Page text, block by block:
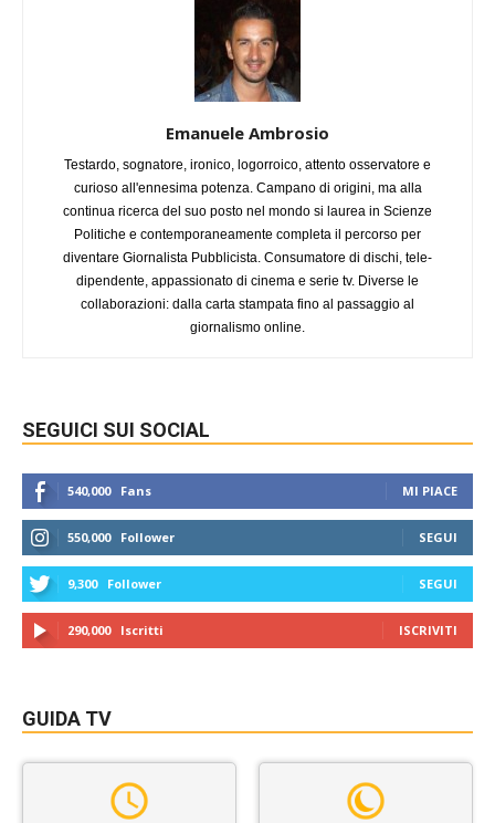
Emanuele Ambrosio
Testardo, sognatore, ironico, logorroico, attento osservatore e
curioso all'ennesima potenza. Campano di origini, ma alla
continua ricerca del suo posto nel mondo si laurea in Scienze
Politiche e contemporaneamente completa il percorso per
diventare Giornalista Pubblicista. Consumatore di dischi, tele-
dipendente, appassionato di cinema e serie tv. Diverse le
collaborazioni: dalla carta stampata fino al passaggio al
giornalismo online.
SEGUICI SUI SOCIAL
540,000 Fans MI PIACE
550,000 Follower SEGUI
9,300 Follower SEGUI
290,000 Iscritti ISCRIVITI
GUIDA TV